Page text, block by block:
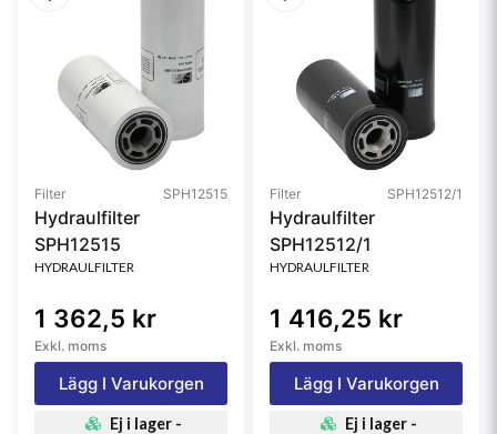
Filter SPH12515
Hydraulfilter
SPH12515
HYDRAULFILTER
1 362,5 kr
Exkl. moms
Lägg I Varukorgen
Ej i lager -
Filter SPH12512/1
Hydraulfilter
SPH12512/1
HYDRAULFILTER
1 416,25 kr
Exkl. moms
Lägg I Varukorgen
Ej i lager -